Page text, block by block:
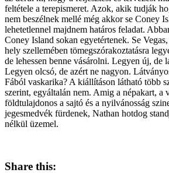
feltétele a terepismeret. Azok, akik tudják
nem beszélnek mellé még akkor se Coney
lehetetlennel majdnem határos feladat.
Coney Island sokan egyetértenek. Se
hely szellemében tömegszórakoztatásra
de lehessen benne vásárolni. Legyen új, de
Legyen olcsó, de azért ne nagyon.
Fából vaskarika? A kiállításon látható több
szerint, egyáltalán nem. Amig a népakart, a
földtulajdonos a sajtó és a nyilvánosság
jegesmedvék fürdenek, Nathan hotdog
nélkül üzemel.
Share this: